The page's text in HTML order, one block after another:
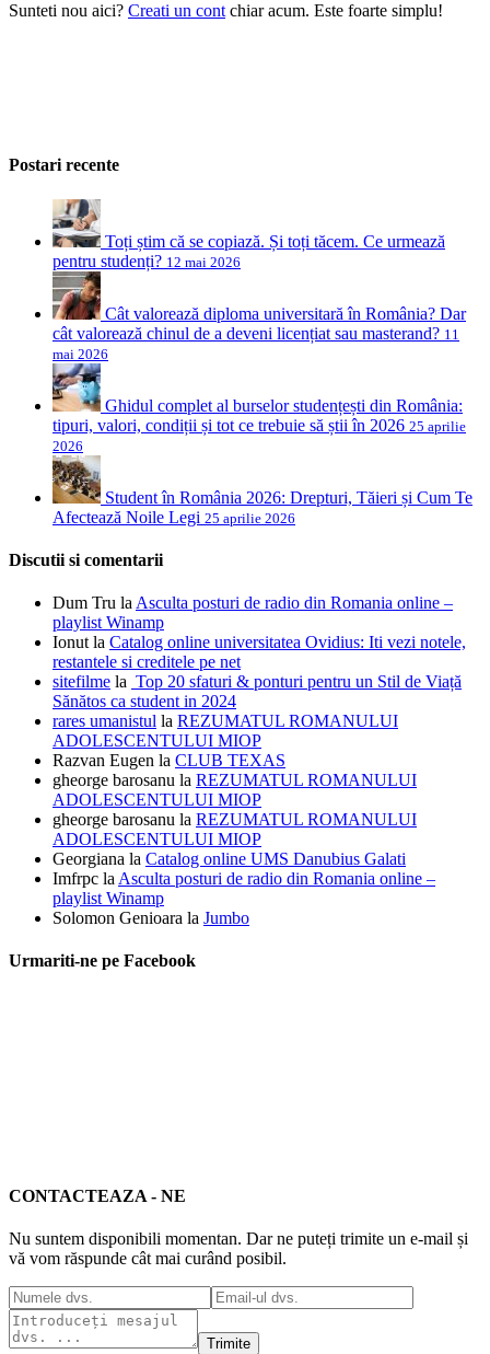
Sunteti nou aici? Creati un cont chiar acum. Este foarte simplu!
Postari recente
Toți știm că se copiază. Și toți tăcem. Ce urmează
pentru studenți? 12 mai 2026
Cât valorează diploma universitară în România? Dar
cât valorează chinul de a deveni licențiat sau masterand? 11
mai 2026
Ghidul complet al burselor studențești din România:
tipuri, valori, condiții și tot ce trebuie să știi în 2026 25 aprilie
2026
Student în România 2026: Drepturi, Tăieri și Cum Te
Afectează Noile Legi 25 aprilie 2026
Discutii si comentarii
Dum Tru la Asculta posturi de radio din Romania online –
playlist Winamp
Ionut la Catalog online universitatea Ovidius: Iti vezi notele,
restantele si creditele pe net
sitefilme la Top 20 sfaturi & ponturi pentru un Stil de Viață
Sănătos ca student in 2024
rares umanistul la REZUMATUL ROMANULUI
ADOLESCENTULUI MIOP
Razvan Eugen la CLUB TEXAS
gheorge barosanu la REZUMATUL ROMANULUI
ADOLESCENTULUI MIOP
gheorge barosanu la REZUMATUL ROMANULUI
ADOLESCENTULUI MIOP
Georgiana la Catalog online UMS Danubius Galati
Imfrpc la Asculta posturi de radio din Romania online –
playlist Winamp
Solomon Genioara la Jumbo
Urmariti-ne pe Facebook
CONTACTEAZA - NE
Nu suntem disponibili momentan. Dar ne puteți trimite un e-mail și
vă vom răspunde cât mai curând posibil.
Trimite